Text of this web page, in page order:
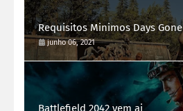
Requisitos Minimos Days Gone
junho 06, 2021
Battlefield 2042 vem ai